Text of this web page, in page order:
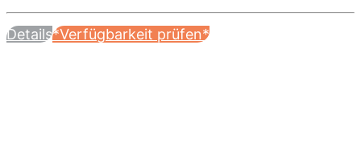
Details*Verfügbarkeit prüfen*